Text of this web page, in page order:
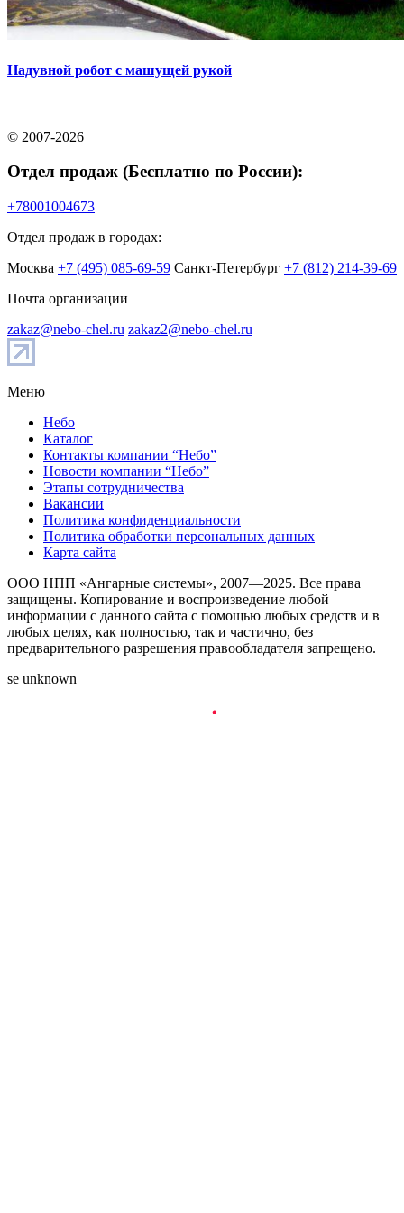
Надувной робот с машущей рукой
© 2007-2026
Отдел продаж (Бесплатно по России):
+78001004673
Отдел продаж в городах:
Москва +7 (495) 085-69-59 Санкт-Петербург +7 (812) 214-39-69
Почта организации
zakaz@nebo-chel.ru zakaz2@nebo-chel.ru
Меню
Небо
Каталог
Контакты компании “Небо”
Новости компании “Небо”
Этапы сотрудничества
Вакансии
Политика конфиденциальности
Политика обработки персональных данных
Карта сайта
ООО НПП «Ангарные системы», 2007—2025. Все права
защищены. Копирование и воспроизведение любой
информации с данного сайта с помощью любых средств и в
любых целях, как полностью, так и частично, без
предварительного разрешения правообладателя запрещено.
se unknown